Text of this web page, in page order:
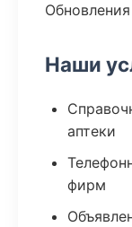
Наши
аптеки
фирм